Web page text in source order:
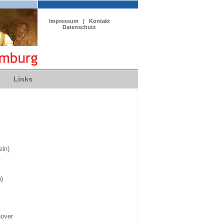
Impressum |
Kontakt
Datenschutz
Links